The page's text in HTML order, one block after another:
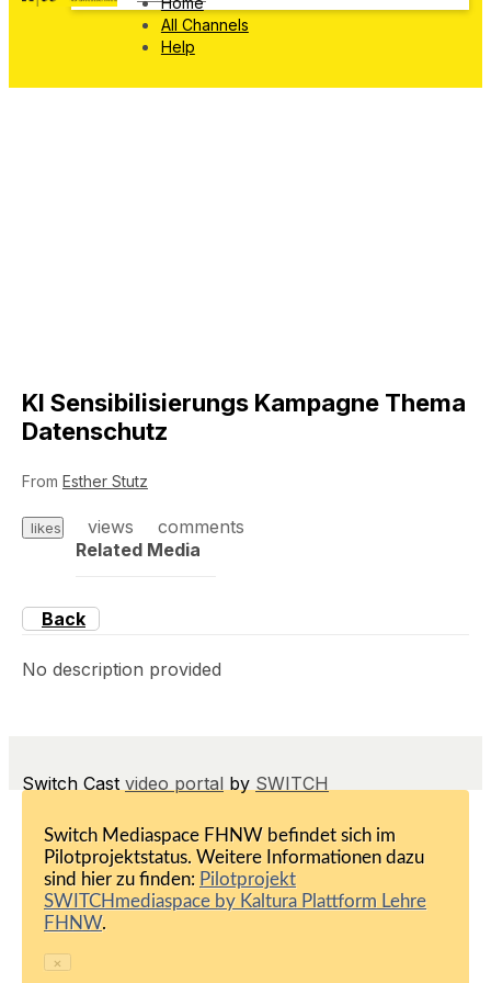
All Channels
Help
KI Sensibilisierungs Kampagne Thema
Datenschutz
From Esther Stutz
likes views
comments
Related Media
Back
No description provided
Switch Cast video portal by SWITCH
Switch Mediaspace FHNW befindet sich im
Pilotprojektstatus. Weitere Informationen dazu
sind hier zu finden: Pilotprojekt
SWITCHmediaspace by Kaltura Plattform Lehre
FHNW.
×